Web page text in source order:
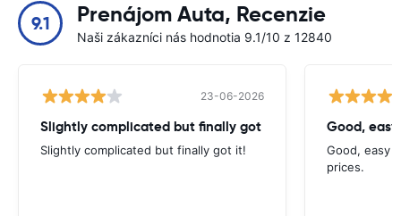
9.1 Prenájom Auta, Recenzie
Naši zákazníci nás hodnotia 9.1/10 z 12840
23-06-2026
Slightly complicated but finally got
Slightly complicated but finally got it!
Good,
Good, easy
prices.